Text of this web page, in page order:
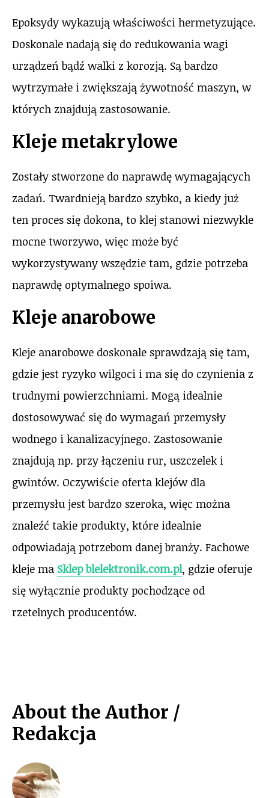
Epoksydy wykazują właściwości hermetyzujące.
Doskonale nadają się do redukowania wagi
urządzeń bądź walki z korozją. Są bardzo
wytrzymałe i zwiększają żywotność maszyn, w
których znajdują zastosowanie.
Kleje metakrylowe
Zostały stworzone do naprawdę wymagających
zadań. Twardnieją bardzo szybko, a kiedy już
ten proces się dokona, to klej stanowi niezwykle
mocne tworzywo, więc może być
wykorzystywany wszędzie tam, gdzie potrzeba
naprawdę optymalnego spoiwa.
Kleje anarobowe
Kleje anarobowe doskonale sprawdzają się tam,
gdzie jest ryzyko wilgoci i ma się do czynienia z
trudnymi powierzchniami. Mogą idealnie
dostosowywać się do wymagań przemysły
wodnego i kanalizacyjnego. Zastosowanie
znajdują np. przy łączeniu rur, uszczelek i
gwintów. Oczywiście oferta klejów dla
przemysłu jest bardzo szeroka, więc można
znaleźć takie produkty, które idealnie
odpowiadają potrzebom danej branży. Fachowe
kleje ma Sklep blelektronik.com.pl, gdzie oferuje
się wyłącznie produkty pochodzące od
rzetelnych producentów.
About the Author /
Redakcja